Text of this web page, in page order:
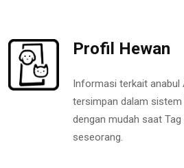
Profil Hewan
Informasi terkait
tersimpan dalam
dengan mudah saat
seseorang.